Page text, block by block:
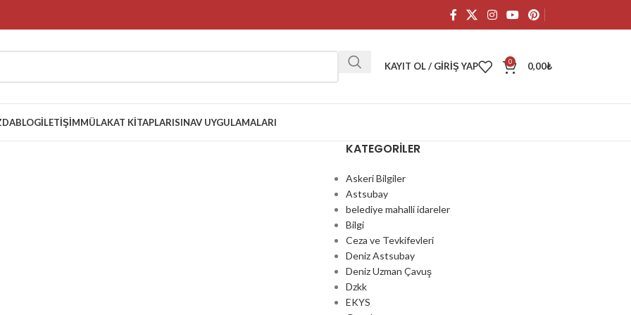
KAYIT OL / GIRIŞ YAP 0 0,00₺
BLOGİLETIŞIMMÜLAKAT KITAPLARISINAV UYGULAMALARI
KATEGORILER
Askeri Bilgiler
Astsubay
belediye mahalli idareler
Bilgi
Ceza ve Tevkifevleri
Deniz Astsubay
Deniz Uzman Çavuş
Dzkk
EKYS